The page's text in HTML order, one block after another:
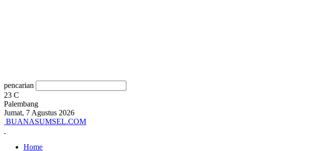
pencarian
23 C
Palembang
Jumat, 7 Agustus 2026
BUANASUMSEL.COM
Home